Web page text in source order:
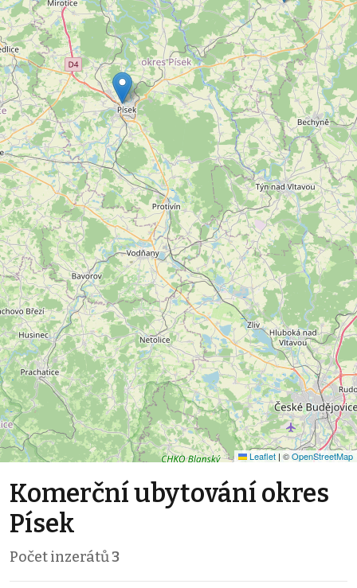
Leaflet | ©OpenStreetMap
Komerční ubytování okres
Písek
Počet inzerátů3